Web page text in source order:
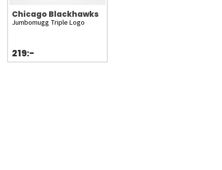
Chicago Blackhawks
Jumbomugg Triple Logo
219:-